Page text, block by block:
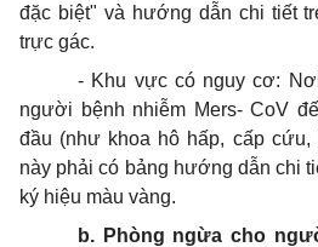
đặc biệt" và hướng dẫn chi tiết
trực gác.
- Khu vực có nguy cơ:
người bệnh nhiễm Mers- CoV
đầu (như khoa hô hấp, cấp cứu,
này phải có bảng hướng dẫn chi
ký hiệu màu vàng.
b. Phòng ngừa cho ng